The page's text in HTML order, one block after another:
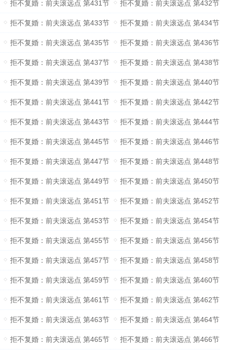
拒不复婚：前夫滚远点 第431节 拒不复婚：前夫滚远点 第432节
拒不复婚：前夫滚远点 第433节 拒不复婚：前夫滚远点 第434节
拒不复婚：前夫滚远点 第435节 拒不复婚：前夫滚远点 第436节
拒不复婚：前夫滚远点 第437节 拒不复婚：前夫滚远点 第438节
拒不复婚：前夫滚远点 第439节 拒不复婚：前夫滚远点 第440节
拒不复婚：前夫滚远点 第441节 拒不复婚：前夫滚远点 第442节
拒不复婚：前夫滚远点 第443节 拒不复婚：前夫滚远点 第444节
拒不复婚：前夫滚远点 第445节 拒不复婚：前夫滚远点 第446节
拒不复婚：前夫滚远点 第447节 拒不复婚：前夫滚远点 第448节
拒不复婚：前夫滚远点 第449节 拒不复婚：前夫滚远点 第450节
拒不复婚：前夫滚远点 第451节 拒不复婚：前夫滚远点 第452节
拒不复婚：前夫滚远点 第453节 拒不复婚：前夫滚远点 第454节
拒不复婚：前夫滚远点 第455节 拒不复婚：前夫滚远点 第456节
拒不复婚：前夫滚远点 第457节 拒不复婚：前夫滚远点 第458节
拒不复婚：前夫滚远点 第459节 拒不复婚：前夫滚远点 第460节
拒不复婚：前夫滚远点 第461节 拒不复婚：前夫滚远点 第462节
拒不复婚：前夫滚远点 第463节 拒不复婚：前夫滚远点 第464节
拒不复婚：前夫滚远点 第465节 拒不复婚：前夫滚远点 第466节